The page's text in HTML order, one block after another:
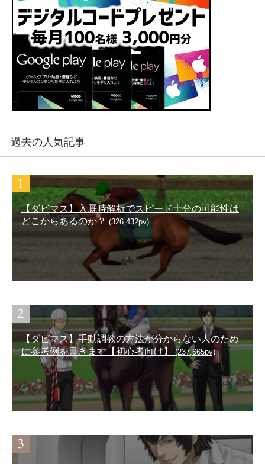
過去の人気記事
【ダビマス】入厩時解析でスピード十分の可能性は
どこからあるのか？ (326,432pv)
【ダビマス】手動調教の方法が分からない人のため
に参考例を書きます【初心者向け】
(237,665pv)